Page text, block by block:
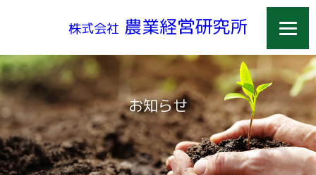
株式会社 農業経営研究所
お知らせ